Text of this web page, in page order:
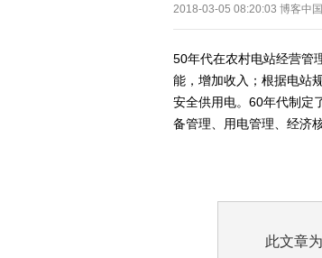
2018-03-05 08:20:03 博客中
50年代在农村电站经营管
能，增加收入；根据电站
安全供用电。60年代制定
备管理、用电管理、经济
此文章